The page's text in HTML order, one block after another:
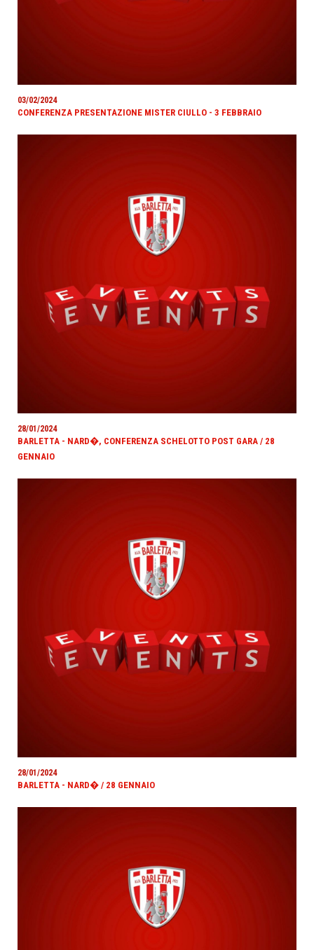
03/02/2024
CONFERENZA PRESENTAZIONE MISTER CIULLO - 3 FEBBRAIO
28/01/2024
BARLETTA - NARD�, CONFERENZA SCHELOTTO POST GARA / 28
GENNAIO
28/01/2024
BARLETTA - NARD� / 28 GENNAIO